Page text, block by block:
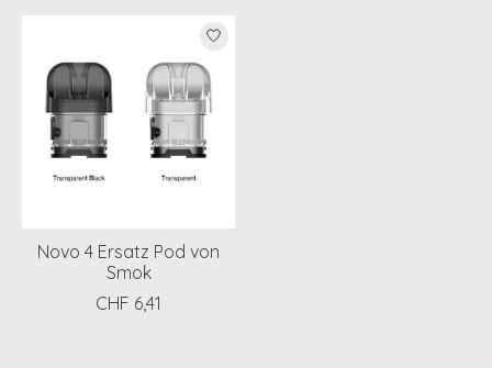
Produkt-Karussell-Artikel
Novo 4 Ersatz Pod von
Smok
CHF 6,41